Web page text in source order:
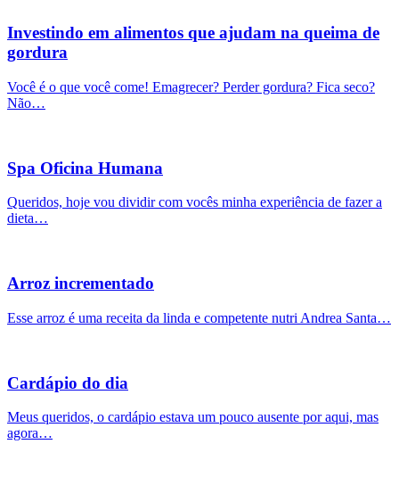
Investindo em alimentos que ajudam na queima de
gordura
Você é o que você come! Emagrecer? Perder gordura? Fica seco?
Não…
Spa Oficina Humana
Queridos, hoje vou dividir com vocês minha experiência de fazer a
dieta…
Arroz incrementado
Esse arroz é uma receita da linda e competente nutri Andrea Santa…
Cardápio do dia
Meus queridos, o cardápio estava um pouco ausente por aqui, mas
agora…